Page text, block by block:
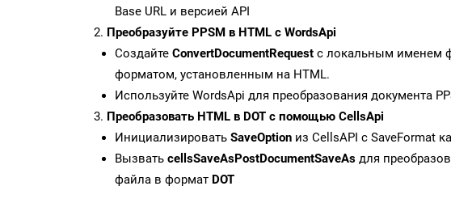
Base URL и версией API
Преобразуйте PPSM в HTML с WordsApi
Создайте ConvertDocumentRequest с локальным именем
форматом, установленным на HTML.
Используйте WordsApi для преобразования документа
Преобразовать HTML в DOT с помощью CellsApi
Инициализировать SaveOption из CellsAPI с SaveFormat
Вызвать cellsSaveAsPostDocumentSaveAs для
файла в формат DOT